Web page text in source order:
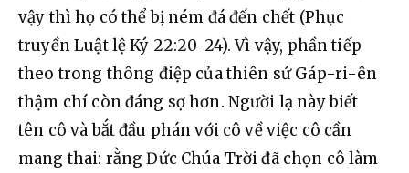
vậy thì họ có thể bị ném đá đến chết (Phục
truyền Luật lệ Ký 22:20-24). Vì vậy, phần tiếp
theo trong thông điệp của thiên sứ Gáp-ri-ên
thậm chí còn đáng sợ hơn. Người lạ này biết
tên cô và bắt đầu phán với cô về việc cô cần
mang thai: rằng Đức Chúa Trời đã chọn cô làm